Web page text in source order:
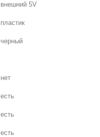
внешний 5V
пластик
черный
нет
есть
есть
есть